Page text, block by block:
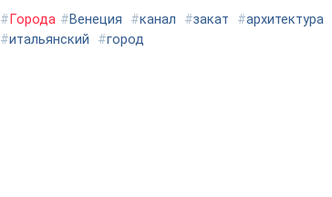
#Города #Венеция #канал #закат #архитектура
#итальянский #город